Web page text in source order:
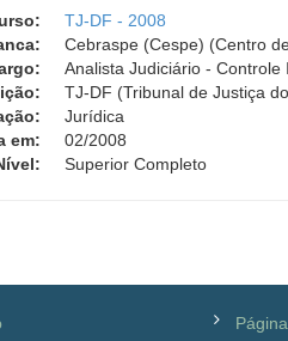
TJ-DF - 2008
Cebraspe (Cespe) (Centro
Analista Judiciário - Controle
TJ-DF (Tribunal de Justiça
Jurídica
em:
02/2008
Superior Completo